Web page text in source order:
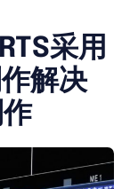
采用
解决